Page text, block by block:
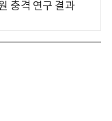
충격 연구 결과